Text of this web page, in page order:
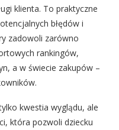
klienta. To praktyczne
błędów i
zadowoli zarówno
rankingów,
a w świecie zakupów –
kwestia wyglądu, ale
która pozwoli dziecku